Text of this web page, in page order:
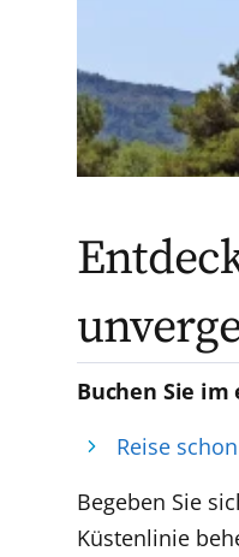
Buchen Sie
Reise
Begeben Sie
Küstenlinie